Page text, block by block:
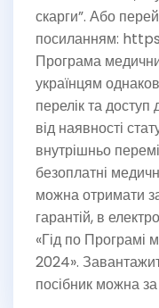
скарги”. Або
посиланням:
Програма
українцям
перелік та
від наявності
внутрішньо
безоплатні
можна отримати
гарантій, в
«Гід по Програмі
2024».
посібник можна